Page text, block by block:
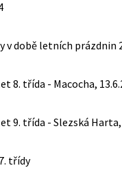
v době letních prázdnin
8. třída - Macocha,
9. třída - Slezská Harta,
třídy